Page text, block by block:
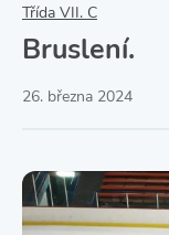
Třída VII. C
Bruslení.
26. března 2024